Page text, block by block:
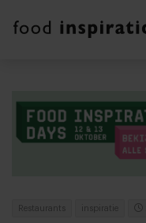
Restaurants inspiratie